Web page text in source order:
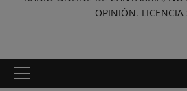
OPINIÓN. LICENCIA
Menú